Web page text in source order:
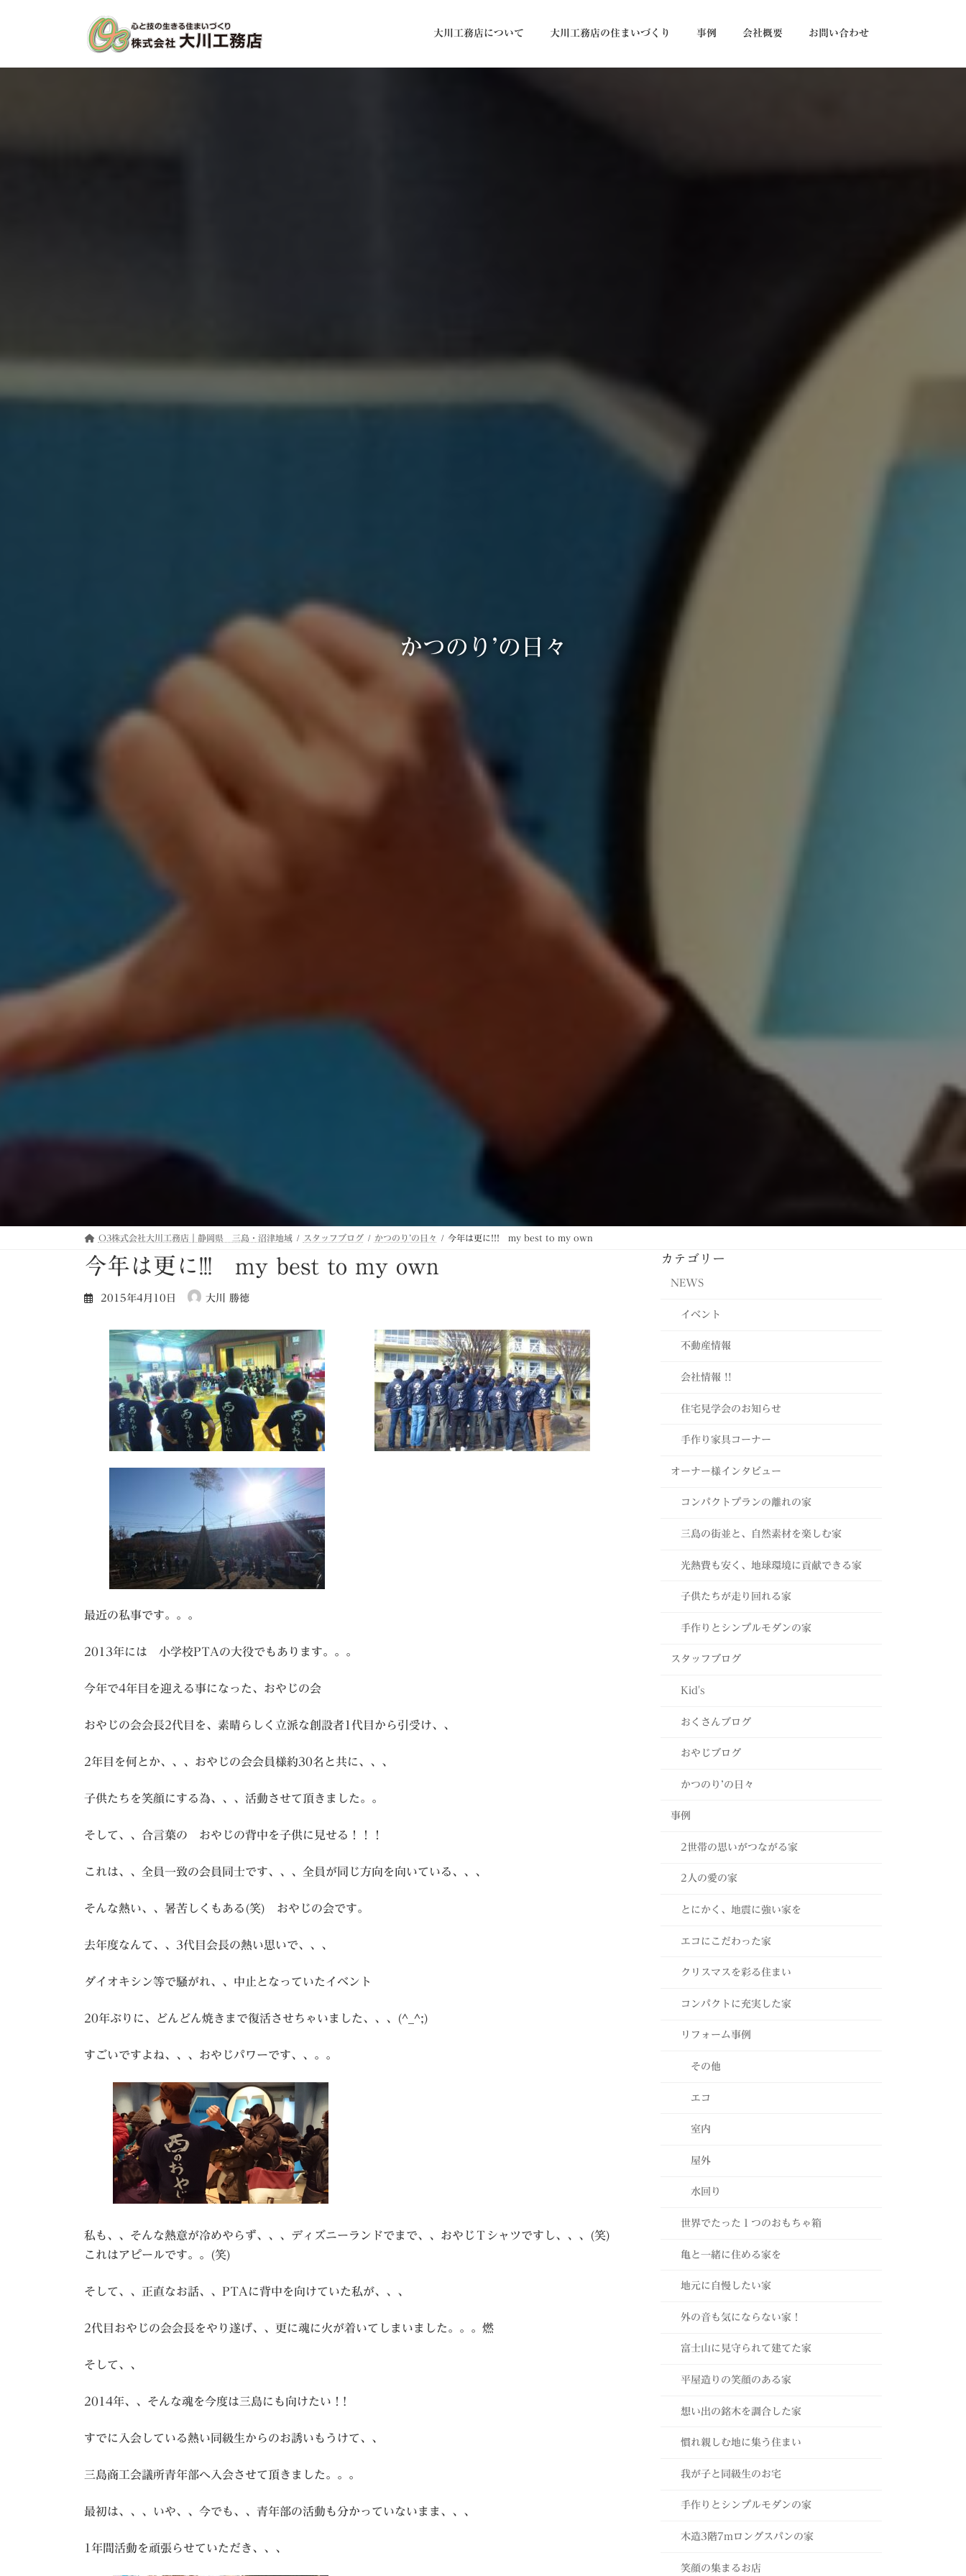
大川工務店について 大川工務店の住まいづくり 事例 会社概要 お問い合わせ
かつのり’の日々
O3株式会社大川工務店｜静岡県 三島・沼津地域 スタッフブログ かつのり’の日々 今年は更に!!! my best to my own
今年は更に!!! my best to my own
2015年4月10日 大川 勝徳
最近の私事です。。。
2013年には 小学校PTAの大役でもあります。。。
今年で4年目を迎える事になった、おやじの会
おやじの会会長2代目を、素晴らしく立派な創設者1代目から引受け、、
2年目を何とか、、、おやじの会会員様約30名と共に、、、
子供たちを笑顔にする為、、、活動させて頂きました。。
そして、、合言葉の おやじの背中を子供に見せる！！！
これは、、全員一致の会員同士です、、、全員が同じ方向を向いている、、、
そんな熱い、、暑苦しくもある(笑) おやじの会です。
去年度なんて、、3代目会長の熱い思いで、、、
ダイオキシン等で騒がれ、、中止となっていたイベント
20年ぶりに、どんどん焼きまで復活させちゃいました、、、(^_^;)
すごいですよね、、、おやじパワーです、、。。
私も、、そんな熱意が冷めやらず、、、ディズニーランドでまで、、おやじＴシャツですし、、、(笑)
これはアピールです。。(笑)
そして、、正直なお話、、PTAに背中を向けていた私が、、、
2代目おやじの会会長をやり遂げ、、更に魂に火が着いてしまいました。。。燃
そして、、
2014年、、そんな魂を今度は三島にも向けたい！!
すでに入会している熱い同級生からのお誘いもうけて、、
三島商工会議所青年部へ入会させて頂きました。。。
最初は、、、いや、、今でも、、青年部の活動も分かっていないまま、、、
1年間活動を頑張らせていただき、、、
カテゴリー
NEWS
イベント
不動産情報
会社情報 !!
住宅見学会のお知らせ
手作り家具コーナー
オーナー様インタビュー
コンパクトプランの離れの家
三島の街並と、自然素材を楽しむ家
光熱費も安く、地球環境に貢献できる家
子供たちが走り回れる家
手作りとシンプルモダンの家
スタッフブログ
Kid's
おくさんブログ
おやじブログ
かつのり’の日々
事例
2世帯の思いがつながる家
2人の愛の家
とにかく、地震に強い家を
エコにこだわった家
クリスマスを彩る住まい
コンパクトに充実した家
リフォーム事例
その他
エコ
室内
屋外
水回り
世界でたった１つのおもちゃ箱
亀と一緒に住める家を
地元に自慢したい家
外の音も気にならない家！
富士山に見守られて建てた家
平屋造りの笑顔のある家
想い出の銘木を調合した家
慣れ親しむ地に集う住まい
我が子と同級生のお宅
手作りとシンプルモダンの家
木造3階7mロングスパンの家
笑顔の集まるお店